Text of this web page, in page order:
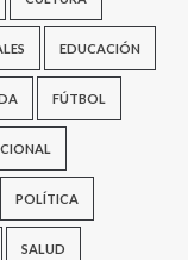
EDUCACIÓN
FÚTBOL
POLÍTICA
SALUD